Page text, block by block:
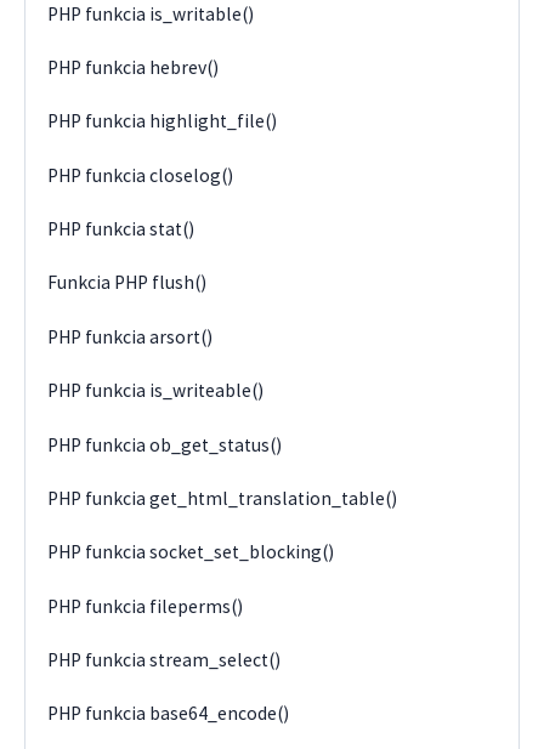
PHP funkcia is_writable()
PHP funkcia hebrev()
PHP funkcia highlight_file()
PHP funkcia closelog()
PHP funkcia stat()
Funkcia PHP flush()
PHP funkcia arsort()
PHP funkcia is_writeable()
PHP funkcia ob_get_status()
PHP funkcia get_html_translation_table()
PHP funkcia socket_set_blocking()
PHP funkcia fileperms()
PHP funkcia stream_select()
PHP funkcia base64_encode()